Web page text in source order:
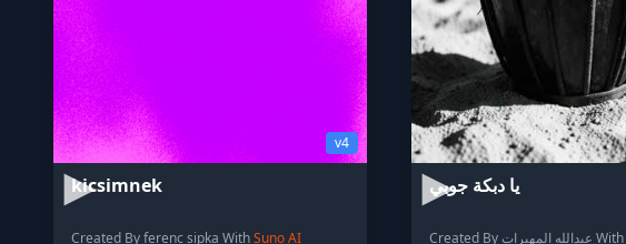
v4
kicsimnek
Created By ferenc sipka WithSuno AI
يا دبكة جوبي
Created By عبدالله المهيرات With